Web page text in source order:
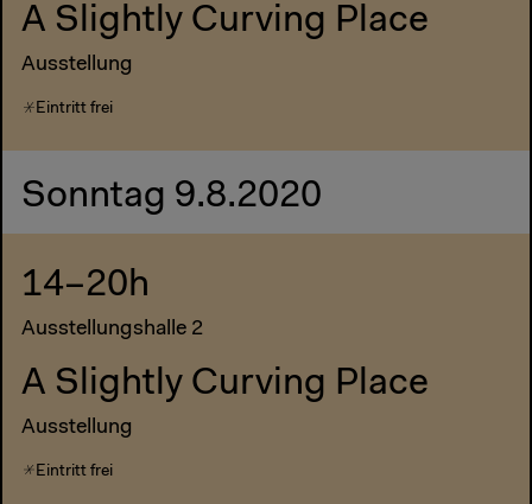
A Slightly Curving Place
Ausstellung
Eintritt frei
Sonntag 9.8.2020
14–20h
Ausstellungshalle 2
A Slightly Curving Place
Ausstellung
Eintritt frei